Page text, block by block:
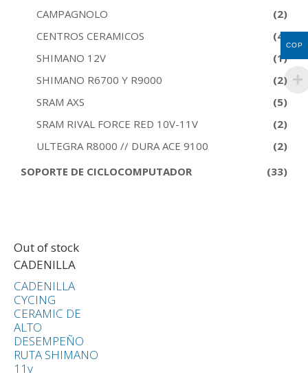
CAMPAGNOLO
(2)
CENTROS CERAMICOS
(4)
SHIMANO 12V
(1)
SHIMANO R6700 Y R9000
(2)
SRAM AXS
(5)
SRAM RIVAL FORCE RED 10V-11V
(2)
ULTEGRA R8000 // DURA ACE 9100
(2)
SOPORTE DE CICLOCOMPUTADOR
(33)
Out of stock
CADENILLA
CADENILLA
CYCING
CERAMIC DE
ALTO
DESEMPEÑO
RUTA SHIMANO
11v
COP